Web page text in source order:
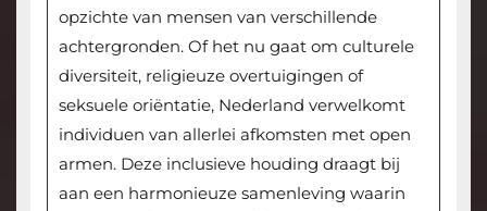
opzichte van mensen van verschillende
achtergronden. Of het nu gaat om culturele
diversiteit, religieuze overtuigingen of
seksuele oriëntatie, Nederland verwelkomt
individuen van allerlei afkomsten met open
armen. Deze inclusieve houding draagt bij
aan een harmonieuze samenleving waarin